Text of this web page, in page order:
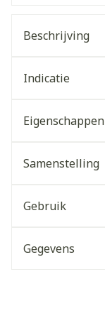
Beschrijving
Indicatie
Eigenschappen
Samenstelling
Gebruik
Gegevens